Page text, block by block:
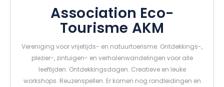
Association Éco-
Tourisme AKM
Vereniging voor vrijetijds- en natuurtoerisme. Ontdekkings-,
plezier-, zintuigen- en verhalenwandelingen voor alle
leeftijden. Ontdekkingsdagen. Creatieve en leuke
workshops. Reuzenspellen. Er komen nog rondleidingen en